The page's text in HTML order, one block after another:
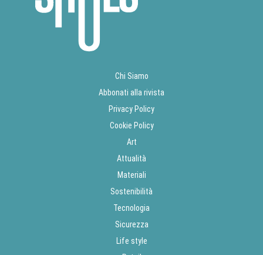
Chi Siamo
Abbonati alla rivista
Privacy Policy
Cookie Policy
Art
Attualità
Materiali
Sostenibilità
Tecnologia
Sicurezza
Life style